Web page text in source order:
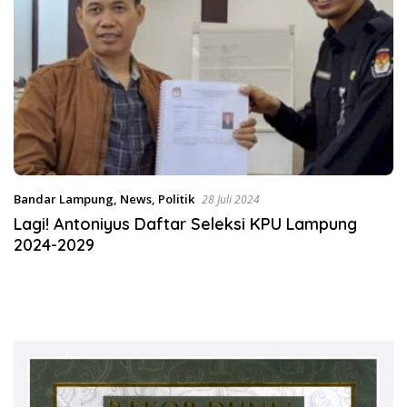
Bandar Lampung, News, Politik 28 Juli 2024
Lagi! Antoniyus Daftar Seleksi KPU Lampung
2024-2029